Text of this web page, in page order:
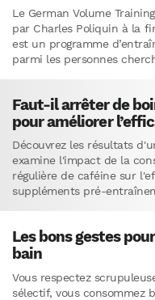
Le German Volume
par Charles Poliquin à la
est un programme
parmi les personnes
Faut-il arrêter de
pour améliorer
Découvrez les résultats
examine l'impact de la
régulière de caféine sur
suppléments pré-
Les bons gestes
bain
Vous respectez
sélectif, vous consommez